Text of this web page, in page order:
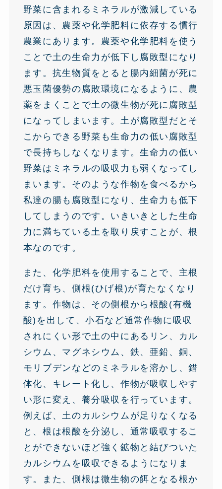
野菜に含まれるミネラルが激減している
原因は、農薬や化学肥料に依存する慣行
農業にあります。農薬や化学肥料を使う
ことで土の生命力が低下し腐敗型になり
ます。抗生物質をとると腸内細菌が死に
悪玉菌優勢の腐敗環境になるように、農
薬をまくことで土の微生物が死に腐敗型
になってしまいます。土が腐敗型だとそ
こからできる野菜も生命力の低い腐敗型
で長持ちしなくなります。生命力の低い
野菜はミネラルの吸収力も弱くなってし
まいます。そのような作物を食べるから
私達の腸も腐敗型になり、生命力も低下
してしまうのです。いきいきとした生命
力に満ちている土を取り戻すことが、根
本なのです。
また、化学肥料を使用することで、主根
だけ育ち、側根(ひげ根)が育たなくなり
ます。作物は、その側根から根酸(有機
酸)を出して、小石など通常作物に吸収
されにくい形で土の中にあるリン、カル
シウム、マグネシウム、鉄、亜鉛、銅、
モリブデンなどのミネラルを溶かし、錯
体化、キレート化し、作物が吸収しやす
い形に変え、養分吸収を行っています。
例えば、土のカルシウムが足りなくなる
と、根は根酸を分泌し、通常吸収するこ
とができないほど強く鉱物と結びついた
カルシウムを吸収できるようになりま
す。また、側根は微生物の餌となる根か